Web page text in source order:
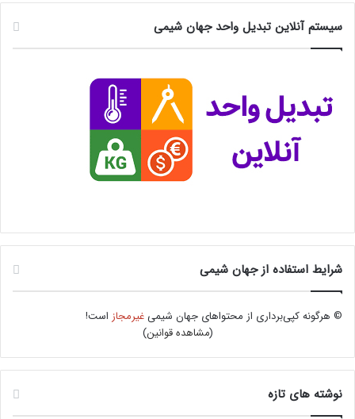
سیستم آنلاین تبدیل واحد جهان شیمی
شرایط استفاده از جهان شیمی
© هرگونه کپی‌برداری از محتواهای جهان شیمیغیرمجاز است!
(مشاهده قوانین)
نوشته های تازه